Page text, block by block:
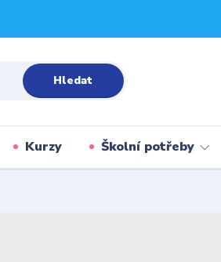
Hledat
Kurzy Školní potřeby